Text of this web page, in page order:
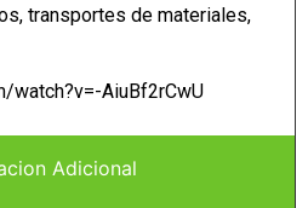
Adicional
transportes de materiales,
watch?v=-AiuBf2rCwU